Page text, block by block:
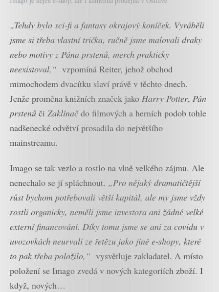
„Tehdy bylo sci-fi a fantasy okrajový koníček. Vyráběli
jsme si třeba vlastní trička, ručně jsme malovali draky
nebo motivy z Pána prstenů, merch prakticky
neexistoval,“ vzpomíná Reiter, jehož obchod
mimochodem dvacítku slaví právě v těchto dnech.
Jenže proměna knižních značek jako Harry Potter, Pán
prstenů či Zaklínačdo filmových a herních podob tohle
nadšenecké odvětví prosadila do největšího
mainstreamu.
Imago se tak vezlo a rostlo na vlně velkého zájmu. Ale
nenechalo se jí spláchnout. „Pro nějaký dramatičtější
růst bychom potřebovali větší kapitál, ale my jsme vždy
rostli organicky, neměli jsme investora ani žádné velké
externí financování. Díky tomu jsme se ani za covidu v
uvozovkách neurvali ze řetězu jako jiné e-shopy, které
to pak třeba položilo,“ vysvětluje zakladatel. A místo
položení se Imago zvedá v nových kategoriích zboží. I
když, nových…